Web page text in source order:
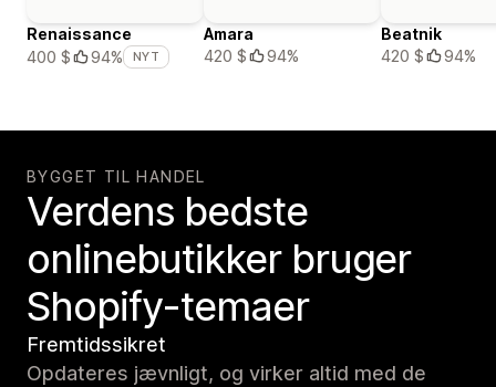
Renaissance
400 $
94% NYT
Amara
420 $
94%
Beatnik
420 $
94%
BYGGET TIL HANDEL
Verdens bedste
onlinebutikker bruger
Shopify-temaer
Fremtidssikret
Opdateres jævnligt, og virker altid med de